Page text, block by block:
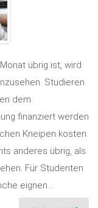
übrig ist, wird
Studieren
dem
finanziert werden
Kneipen kosten
anderes übrig, als
Für Studenten
eignen…